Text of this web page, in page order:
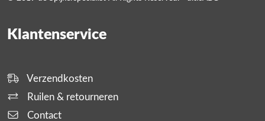
Klantenservice
Verzendkosten
Ruilen & retourneren
Contact